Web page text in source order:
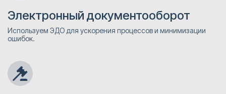
Электронный документооборот
Используем ЭДО для ускорения процессов и минимизации
ошибок.